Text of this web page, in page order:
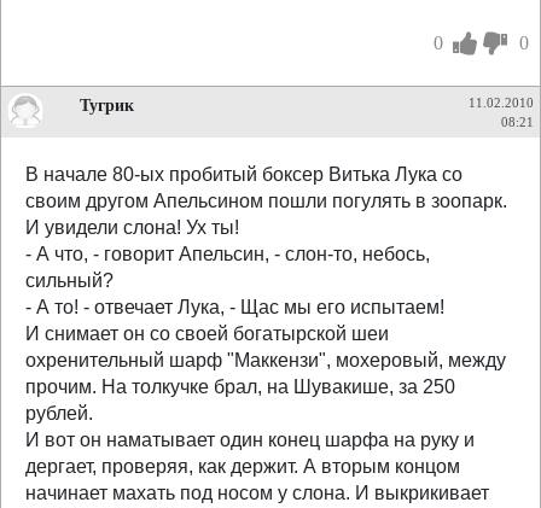
0 0
Тугрик
11.02.2010
08:21
В начале 80-ых пробитый боксер Витька Лука со
своим другом Апельсином пошли погулять в зоопарк.
И увидели слона! Ух ты!
- А что, - говорит Апельсин, - слон-то, небось,
сильный?
- А то! - отвечает Лука, - Щас мы его испытаем!
И снимает он со своей богатырской шеи
охренительный шарф "Маккензи", мохеровый, между
прочим. На толкучке брал, на Шувакише, за 250
рублей.
И вот он наматывает один конец шарфа на руку и
дергает, проверяя, как держит. А вторым концом
начинает махать под носом у слона. И выкрикивает